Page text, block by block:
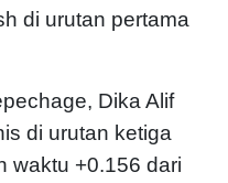
di urutan pertama
Dika Alif
di urutan ketiga
waktu +0.156 dari